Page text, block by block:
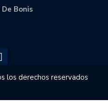
Bonis
los derechos reservados